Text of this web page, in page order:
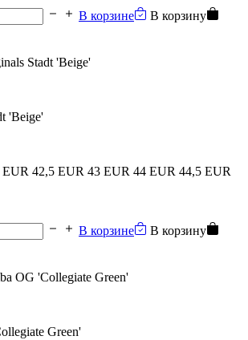
В корзине
В корзину
'Beige'
EUR 42,5 EUR 43 EUR 44 EUR 44,5 EUR
В корзине
В корзину
Green'